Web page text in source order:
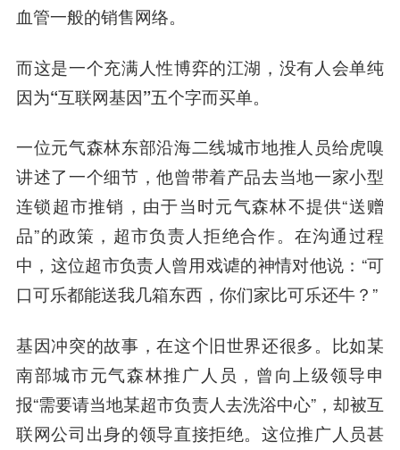
血管一般的销售网络。
而这是一个充满人性博弈的江湖， 没有人会单纯
因为“互联网基因”五个字而买单。
一位元气森林东部沿海二线城市地推人员给虎嗅
讲述了一个细节，他曾带着产品去当地一家小型
连锁超市推销，由于当时元气森林不提供“送赠
品”的政策，超市负责人拒绝合作。在沟通过程
中，这位超市负责人曾用戏谑的神情对他说：“可
口可乐都能送我几箱东西，你们家比可乐还牛？”
基因冲突的故事，在这个旧世界还很多。比如某
南部城市元气森林推广人员，曾向上级领导申
报“需要请当地某超市负责人去洗浴中心”，却被互
联网公司出身的领导直接拒绝。这位推广人员甚